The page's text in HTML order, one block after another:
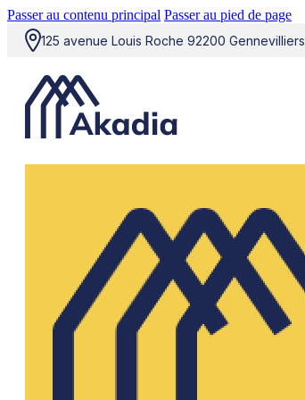
Passer au contenu principal Passer au pied de page
125 avenue Louis Roche 92200 Gennevilliers